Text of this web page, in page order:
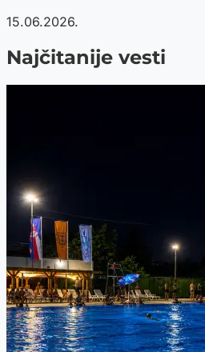
15.06.2026.
Najčitanije vesti